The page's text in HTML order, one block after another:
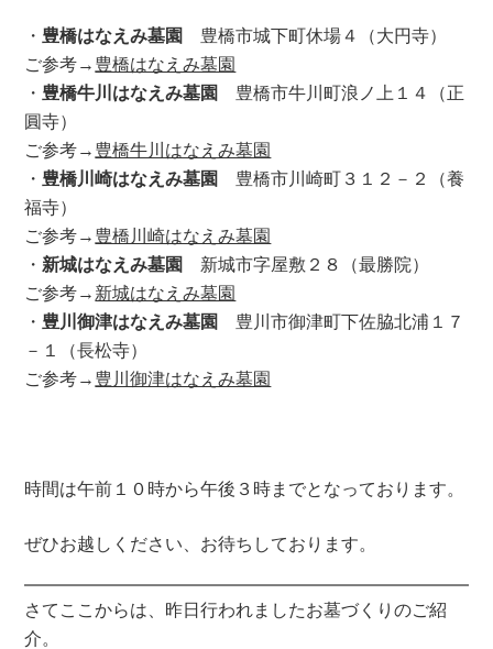
・ 豊橋はなえみ墓園 豊橋市城下町休場４（大円寺）
ご参考→ 豊橋はなえみ墓園
・ 豊橋牛川はなえみ墓園 豊橋市牛川町浪ノ上１４（正
圓寺）
ご参考→ 豊橋牛川はなえみ墓園
・ 豊橋川崎はなえみ墓園 豊橋市川崎町３１２－２（養
福寺）
ご参考→ 豊橋川崎はなえみ墓園
・ 新城はなえみ墓園 新城市字屋敷２８（最勝院）
ご参考→ 新城はなえみ墓園
・ 豊川御津はなえみ墓園 豊川市御津町下佐脇北浦１７
－１（長松寺）
ご参考→ 豊川御津はなえみ墓園
時間は午前１０時から午後３時までとなっております。
ぜひお越しください、お待ちしております。
さてここからは、昨日行われましたお墓づくりのご紹
介。